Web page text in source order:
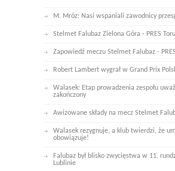
M. Mróz: Nasi wspaniali zawodnicy
Stelmet Falubaz Zielona Góra - PRES
Zapowiedź meczu Stelmet Falubaz -
Robert Lambert wygrał w Grand Prix
Walasek: Etap prowadzenia zespołu
zakończony
Awizowane składy na mecz Stelmet
Walasek rezygnuje, a klub twierdzi, że
obowiązuje!
Falubaz był blisko zwycięstwa w 11.
Lublinie